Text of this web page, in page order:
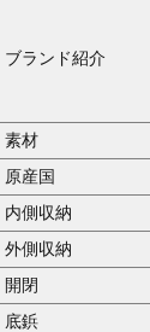
ブランド紹介
素材
原産国
内側収納
外側収納
開閉
底鋲